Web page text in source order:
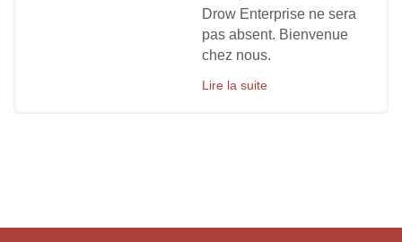
Drow Enterprise ne sera
pas absent. Bienvenue
chez nous.
Lire la suite